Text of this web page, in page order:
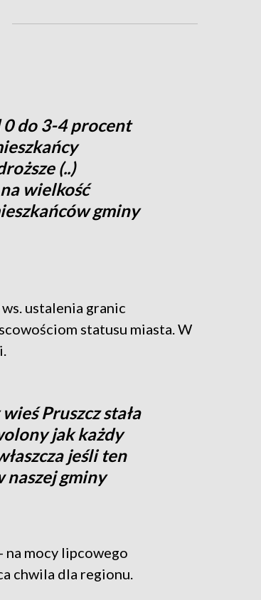
do 3-4 procent
(..)
wielkość
gminy
ustalenia granic
statusu miasta. W
Pruszcz stała
jak każdy
jeśli ten
naszej gminy
na mocy lipcowego
chwila dla regionu.